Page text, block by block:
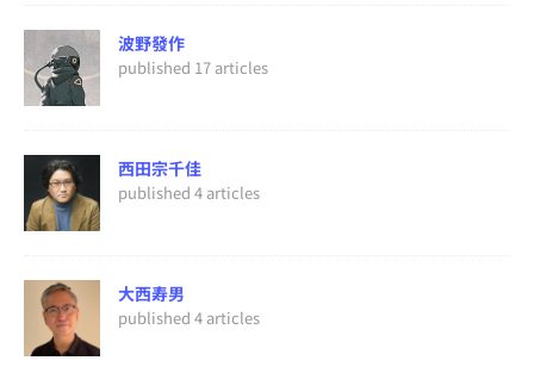
波野發作
published 17 articles
西田宗千佳
published 4 articles
大西寿男
published 4 articles